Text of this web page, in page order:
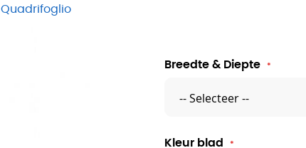
Quadrifoglio
Breedte & Diepte
Kleur blad